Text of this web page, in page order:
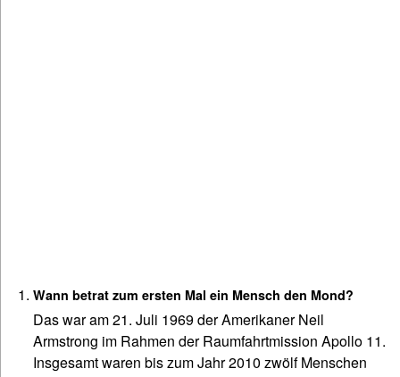
Wann betrat zum ersten Mal ein Mensch den Mond?
Das war am 21. Juli 1969 der Amerikaner Neil
Armstrong im Rahmen der Raumfahrtmission Apollo 11.
Insgesamt waren bis zum Jahr 2010 zwölf Menschen